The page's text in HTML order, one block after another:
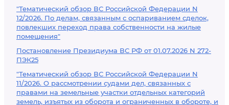
"Тематический обзор ВС Российской Федерации N
12/2026. По делам, связанным с оспариванием сделок,
повлекших переход права собственности на жилые
помещения"
Постановление Президиума ВС РФ от 01.07.2026 N 272-
ПЭК25
"Тематический обзор ВС Российской Федерации N
11/2026. О рассмотрении судами дел, связанных с
правами на земельные участки отдельных категорий
земель, изъятых из оборота и ограниченных в обороте, и